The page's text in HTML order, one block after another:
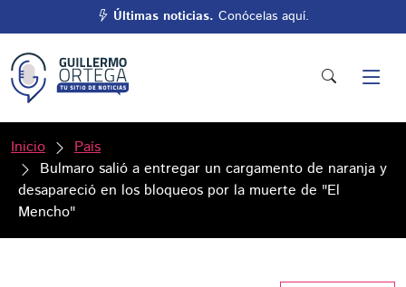
Últimas noticias. Conócelas aquí.
Inicio
País
Bulmaro salió a entregar un cargamento de naranja y
desapareció en los bloqueos por la muerte de "El
Mencho"